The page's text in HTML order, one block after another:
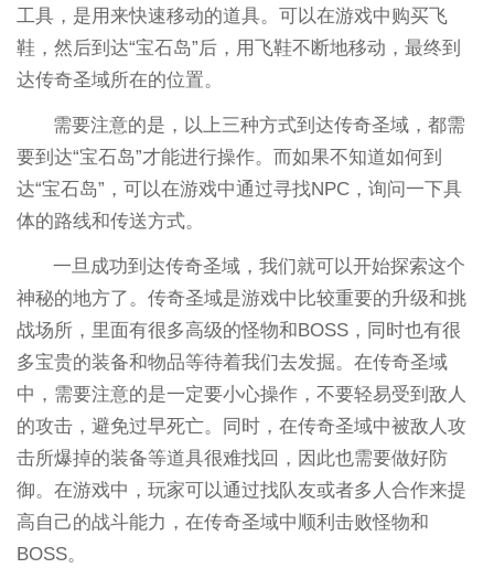
工具，是用来快速移动的道具。可以在游戏中购买飞
鞋，然后到达“宝石岛”后，用飞鞋不断地移动，最终到
达传奇圣域所在的位置。
需要注意的是，以上三种方式到达传奇圣域，都需
要到达“宝石岛”才能进行操作。而如果不知道如何到
达“宝石岛”，可以在游戏中通过寻找NPC，询问一下具
体的路线和传送方式。
一旦成功到达传奇圣域，我们就可以开始探索这个
神秘的地方了。传奇圣域是游戏中比较重要的升级和挑
战场所，里面有很多高级的怪物和BOSS，同时也有很
多宝贵的装备和物品等待着我们去发掘。在传奇圣域
中，需要注意的是一定要小心操作，不要轻易受到敌人
的攻击，避免过早死亡。同时，在传奇圣域中被敌人攻
击所爆掉的装备等道具很难找回，因此也需要做好防
御。在游戏中，玩家可以通过找队友或者多人合作来提
高自己的战斗能力，在传奇圣域中顺利击败怪物和
BOSS。